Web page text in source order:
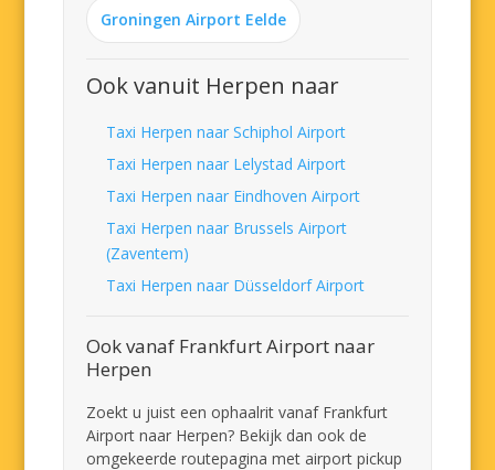
Groningen Airport Eelde
Ook vanuit Herpen naar
Taxi Herpen naar Schiphol Airport
Taxi Herpen naar Lelystad Airport
Taxi Herpen naar Eindhoven Airport
Taxi Herpen naar Brussels Airport
(Zaventem)
Taxi Herpen naar Düsseldorf Airport
Ook vanaf Frankfurt Airport naar
Herpen
Zoekt u juist een ophaalrit vanaf Frankfurt
Airport naar Herpen? Bekijk dan ook de
omgekeerde routepagina met airport pickup